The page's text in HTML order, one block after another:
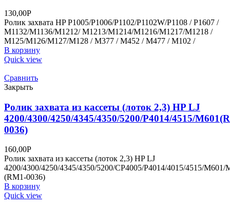
130,00Р
Ролик захвата HP P1005/P1006/P1102/P1102W/P1108 / P1607 /
M1132/M1136/M1212/ M1213/M1214/M1216/M1217/M1218 /
M125/M126/M127/M128 / M377 / M452 / M477 / M102 /
В корзину
Quick view
Сравнить
Закрыть
Ролик захвата из кассеты (лоток 2,3) HP LJ
4200/4300/4250/4345/4350/5200/P4014/4515/
0036)
160,00Р
Ролик захвата из кассеты (лоток 2,3) HP LJ
4200/4300/4250/4345/4350/5200/CP4005/P4014/4015/4515/
(RM1-0036)
В корзину
Quick view